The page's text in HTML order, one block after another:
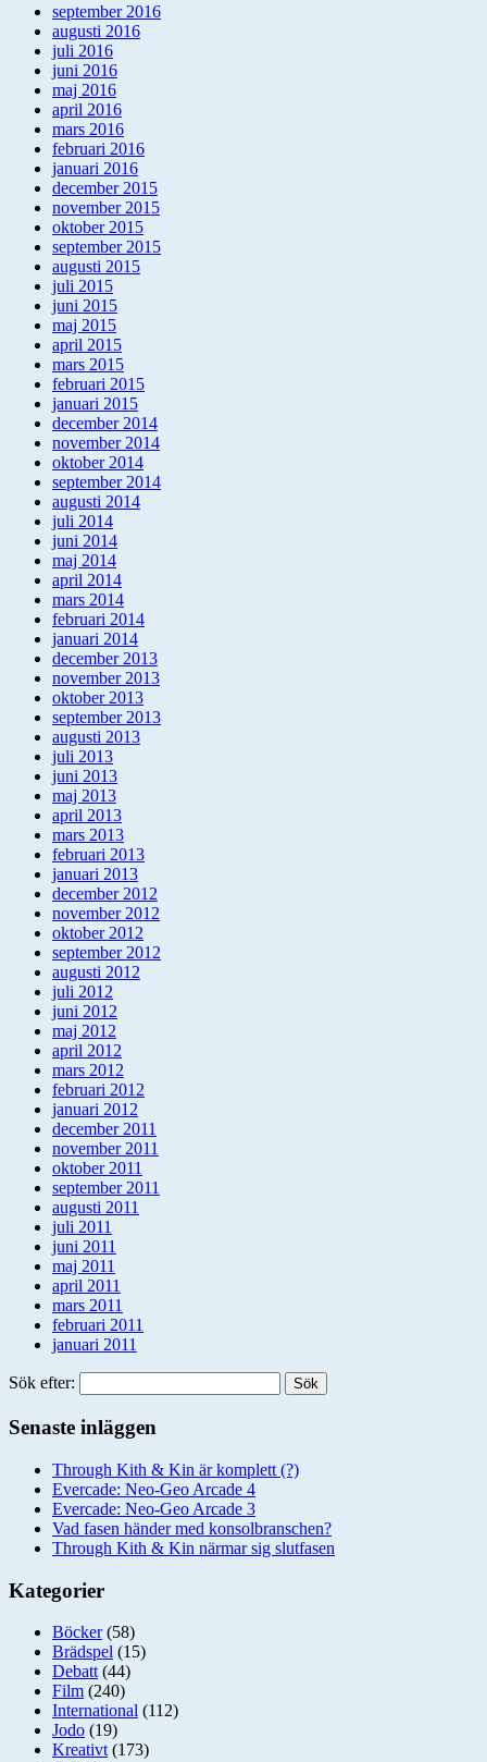
september 2016
augusti 2016
juli 2016
juni 2016
maj 2016
april 2016
mars 2016
februari 2016
januari 2016
december 2015
november 2015
oktober 2015
september 2015
augusti 2015
juli 2015
juni 2015
maj 2015
april 2015
mars 2015
februari 2015
januari 2015
december 2014
november 2014
oktober 2014
september 2014
augusti 2014
juli 2014
juni 2014
maj 2014
april 2014
mars 2014
februari 2014
januari 2014
december 2013
november 2013
oktober 2013
september 2013
augusti 2013
juli 2013
juni 2013
maj 2013
april 2013
mars 2013
februari 2013
januari 2013
december 2012
november 2012
oktober 2012
september 2012
augusti 2012
juli 2012
juni 2012
maj 2012
april 2012
mars 2012
februari 2012
januari 2012
december 2011
november 2011
oktober 2011
september 2011
augusti 2011
juli 2011
juni 2011
maj 2011
april 2011
mars 2011
februari 2011
januari 2011
Sök efter:
Senaste inläggen
Through Kith & Kin är komplett (?)
Evercade: Neo-Geo Arcade 4
Evercade: Neo-Geo Arcade 3
Vad fasen händer med konsolbranschen?
Through Kith & Kin närmar sig slutfasen
Kategorier
Böcker(58)
Brädspel (15)
Debatt (44)
Film (240)
International (112)
Jodo (19)
Kreativt (173)